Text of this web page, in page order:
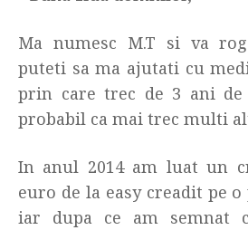
Ma numesc M.T si va
puteti sa ma ajutati cu
prin care trec de 3 ani
probabil ca mai trec multi
In anul 2014 am luat un
euro de la easy creadit pe
iar dupa ce am semnat